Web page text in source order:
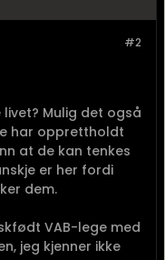
#2
Mulig det også
har opprettholdt
at de kan tenkes
er her fordi
dem.
VAB-lege med
jeg kjenner ikke